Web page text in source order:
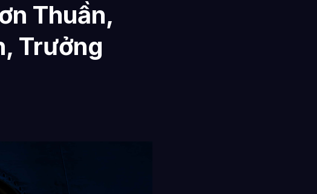
Thuần,
Trưởng